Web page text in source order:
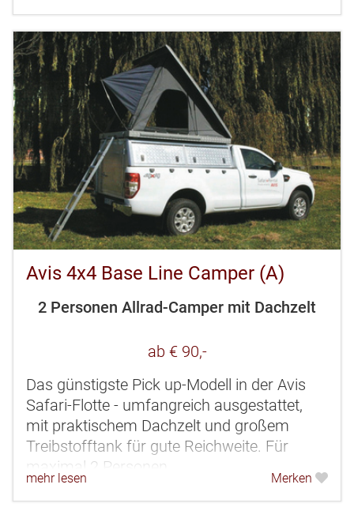
Avis 4x4 Base Line Camper (A)
2 Personen Allrad-Camper mit Dachzelt
ab € 90,-
Das günstigste Pick up-Modell in der Avis
Safari-Flotte - umfangreich ausgestattet,
mit praktischem Dachzelt und großem
Treibstofftank für gute Reichweite. Für
maximal 2 Personen.
mehr lesen Merken